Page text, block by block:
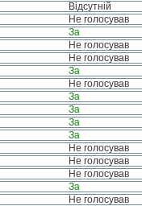
Відсутній
Не голосував
За
Не голосував
Не голосував
За
Не голосував
За
За
За
За
Не голосував
Не голосував
Не голосував
За
Не голосував